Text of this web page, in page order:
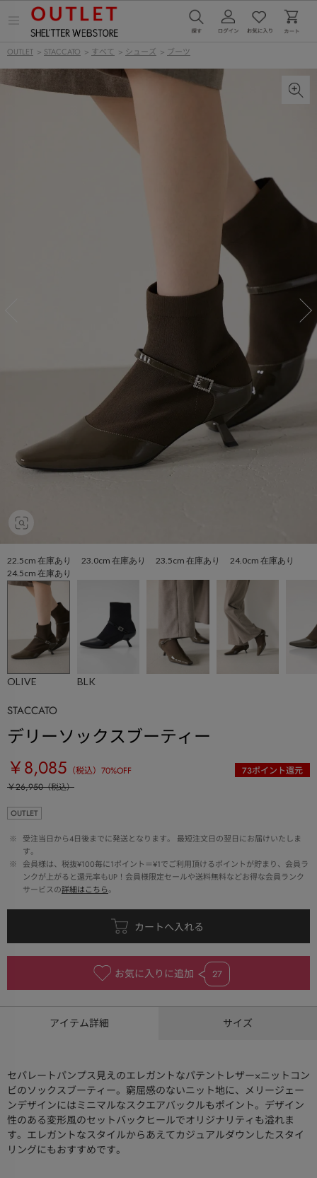
ー
を
く
OUTLET > STACCATO > すべて > シューズ > ブーツ
22.5cm 在庫あり 23.0cm 在庫あり 23.5cm 在庫あり 24.0cm 在庫あり
24.5cm 在庫あり
OLIVE BLK
STACCATO
デリーソックスブーティー
￥8,085 （税込） 70%OFF 73ポイント還元
￥26,950（税込）
OUTLET
※
受注当日から4日後までに発送となります。 最短注文日の翌日にお届けいたしま
す。
※
会員様は、税抜¥100毎に1ポイント＝¥1でご利用頂けるポイントが貯まり、会員ラ
ンクが上がると還元率もUP！会員様限定セールや送料無料などお得な会員ランク
サービスの詳細はこちら。
お気に入りに追加 27
アイテム詳細 サイズ
セパレートパンプス見えのエレガントなパテントレザー×ニットコン
ビのソックスブーティー。窮屈感のないニット地に、メリージェー
ンデザインにはミニマルなスクエアバックルもポイント。デザイン
性のある変形風のセットバックヒールでオリジナリティも溢れま
す。エレガントなスタイルからあえてカジュアルダウンしたスタイ
リングにもおすすめです。